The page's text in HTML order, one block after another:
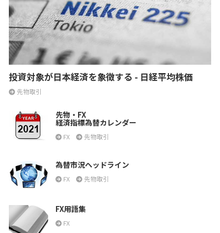
投資対象が日本経済を象徴する - 日経平均株価
先物取引
先物・FX
経済指標為替カレンダー
FX 先物取引
為替市況ヘッドライン
FX 先物取引
FX用語集
FX